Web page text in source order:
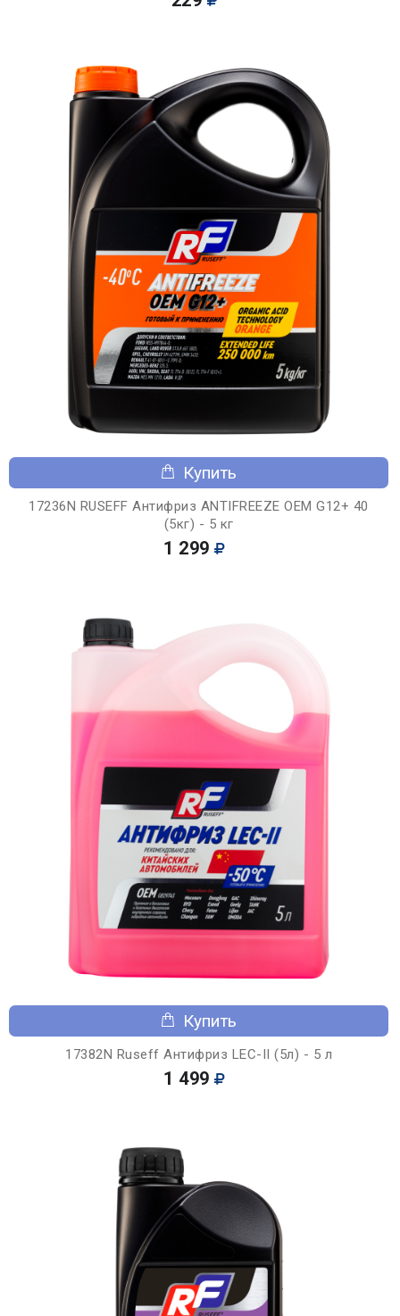
Купить
17236N RUSEFF Антифриз ANTIFREEZE OEM G12+ 40
(5кг) - 5 кг
1 299
Купить
17382N Ruseff Антифриз LEC-II (5л) - 5 л
1 499